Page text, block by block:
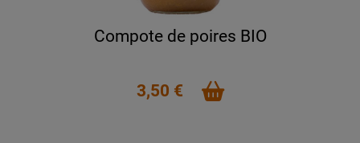
Compote de poires BIO
3,50 €